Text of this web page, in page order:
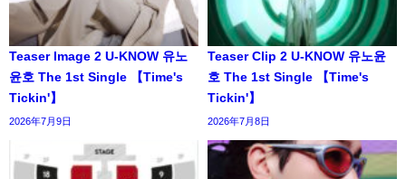
Teaser Image 2 U-KNOW 유노
윤호 The 1st Single 【Time's
Tickin'】
2026年7月9日
Teaser Clip 2 U-KNOW 유노윤
호 The 1st Single 【Time's
Tickin'】
2026年7月8日